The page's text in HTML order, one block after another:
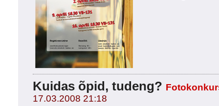
Kuidas õpid, tudeng?
17.03.2008 21:18